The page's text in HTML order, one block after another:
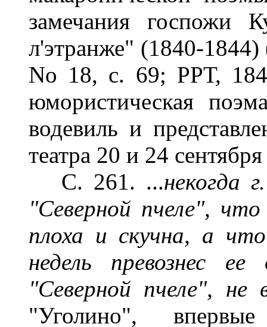
замечания госпожи
л'этранже" (1840-
No 18, с. 69; РРТ,
юмористическая
водевиль и
театра 20 и 24
С. 261. ...некогда
"Северной пчеле",
плоха и скучна, а
недель превознес
"Северной пчеле",
"Уголино",